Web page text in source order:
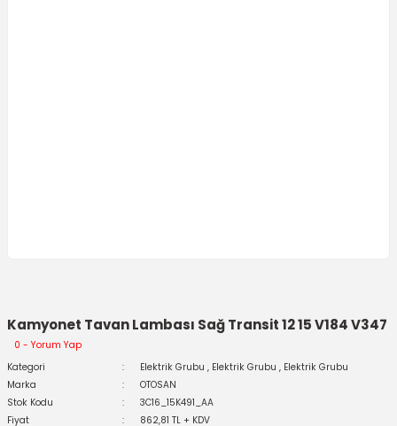
Kamyonet Tavan Lambası Sağ Transit 12 15 V184 V347
0 - Yorum Yap
Kategori
Elektrik Grubu , Elektrik Grubu , Elektrik Grubu
Marka
OTOSAN
Stok Kodu
3C16_15K491_AA
Fiyat
862,81 TL + KDV